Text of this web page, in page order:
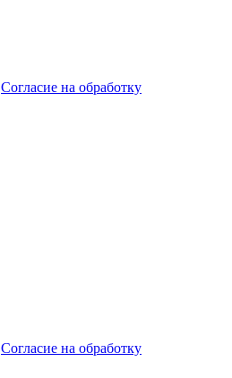
Согласие на обработку
Согласие на обработку